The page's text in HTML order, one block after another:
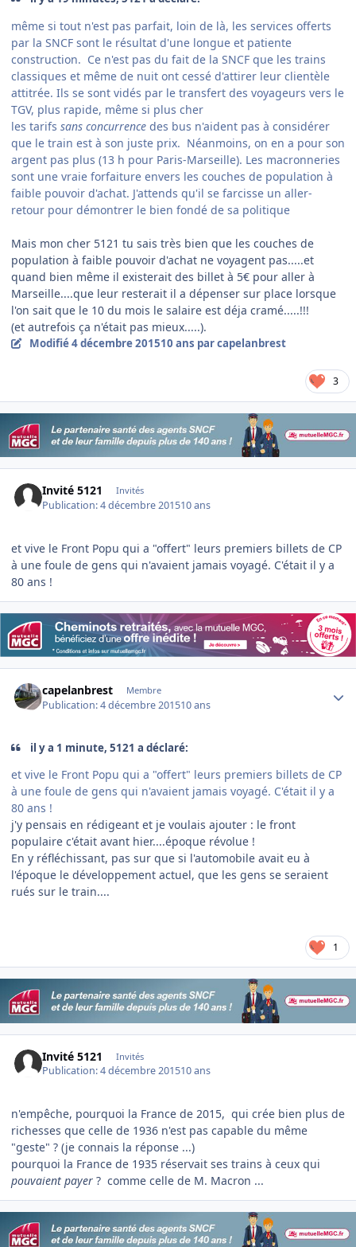
même si tout n'est pas parfait, loin de là, les services offerts
par la SNCF sont le résultat d'une longue et patiente
construction. Ce n'est pas du fait de la SNCF que les trains
classiques et même de nuit ont cessé d'attirer leur clientèle
attitrée. Ils se sont vidés par le transfert des voyageurs vers le
TGV, plus rapide, même si plus cher
les tarifs sans concurrence des bus n'aident pas à considérer
que le train est à son juste prix. Néanmoins, on en a pour son
argent pas plus (13 h pour Paris-Marseille). Les macronneries
sont une vraie forfaiture envers les couches de population à
faible pouvoir d'achat. J'attends qu'il se farcisse un aller-
retour pour démontrer le bien fondé de sa politique
Mais mon cher 5121 tu sais très bien que les couches de
population à faible pouvoir d'achat ne voyagent pas.....et
quand bien même il existerait des billet à 5€ pour aller à
Marseille....que leur resterait il a dépenser sur place lorsque
l'on sait que le 10 du mois le salaire est déja cramé.....!!!
(et autrefois ça n'était pas mieux.....).
Modifié4 décembre 201510 ans par capelanbrest
3
Invité 5121 Invités
Publication:4 décembre 201510 ans
et vive le Front Popu qui a "offert" leurs premiers billets de CP
à une foule de gens qui n'avaient jamais voyagé. C'était il y a
80 ans !
capelanbrest Membre
Publication:4 décembre 201510 ans
il y a 1 minute, 5121 a déclaré:
et vive le Front Popu qui a "offert" leurs premiers billets de CP
à une foule de gens qui n'avaient jamais voyagé. C'était il y a
80 ans !
j'y pensais en rédigeant et je voulais ajouter : le front
populaire c'était avant hier....époque révolue !
En y réfléchissant, pas sur que si l'automobile avait eu à
l'époque le développement actuel, que les gens se seraient
rués sur le train....
1
Invité 5121 Invités
Publication:4 décembre 201510 ans
n'empêche, pourquoi la France de 2015, qui crée bien plus de
richesses que celle de 1936 n'est pas capable du même
"geste" ? (je connais la réponse ...)
pourquoi la France de 1935 réservait ses trains à ceux qui
pouvaient payer ? comme celle de M. Macron ...